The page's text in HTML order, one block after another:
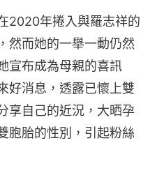
2020年捲入與羅志祥的
然而她的一舉一動仍然
宣布成為母親的喜訊
好消息，透露已懷上雙
享自己的近況，大晒孕
胞胎的性別，引起粉絲